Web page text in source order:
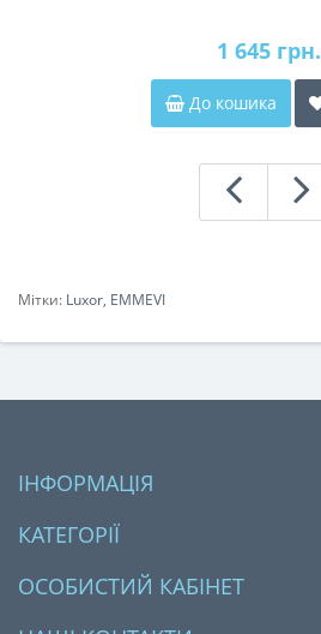
1 645 грн.
До кошика
Мітки: Luxor, EMMEVI
ІНФОРМАЦІЯ
КАТЕГОРІЇ
ОСОБИСТИЙ КАБІНЕТ